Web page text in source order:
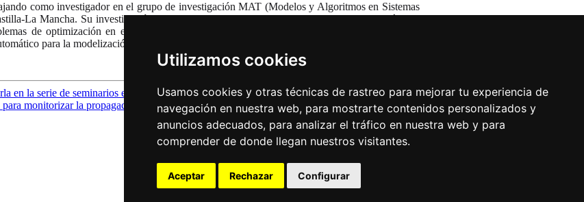
Utilizamos cookies
Usamos cookies y otras técnicas de rastreo para mejorar tu experiencia de
navegación en nuestra web, para mostrarte contenidos personalizados y
anuncios adecuados, para analizar el tráfico en nuestra web y para
comprender de donde llegan nuestros visitantes.
Aceptar Rechazar Configurar
como investigador en el grupo de investigación MAT (Modelos y Algoritmos en Sistemas
La Mancha. Su investigación se enfoca en el uso de modelos de aprendizaje automático e
de optimización en el campo del transporte. En particular, ha estado involucrado en la
para la modelización de la demanda de transporte.
en la serie de seminarios en línea NeEDS ene 9, 2024
monitorizar la propagación del COVID-19 abr 16, 2020→